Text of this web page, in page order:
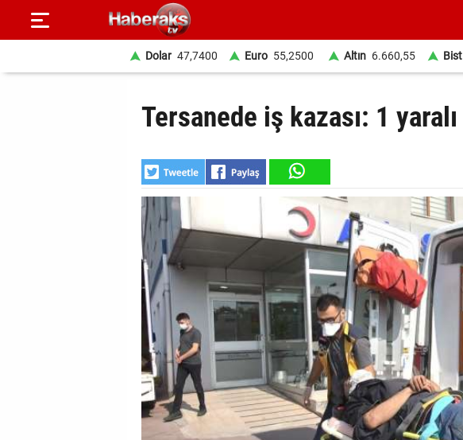
Dolar 47,7400 Euro 55,2500 Altın 6.660,55 Bist
Tersanede iş kazası: 1 yaralı